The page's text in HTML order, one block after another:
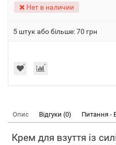
Нет в наличии
5 штук або більше: 70 грн
Опис Відгуки (0) Питання -
Крем для взуття із